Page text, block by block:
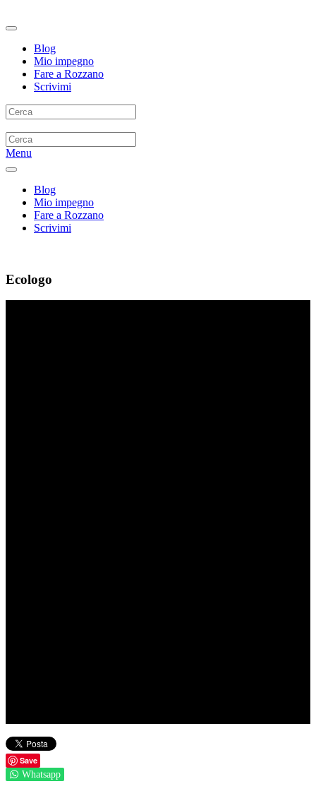
Blog
Mio impegno
Fare a Rozzano
Scrivimi
Menu
Blog
Mio impegno
Fare a Rozzano
Scrivimi
Ecologo
Save
Whatsapp